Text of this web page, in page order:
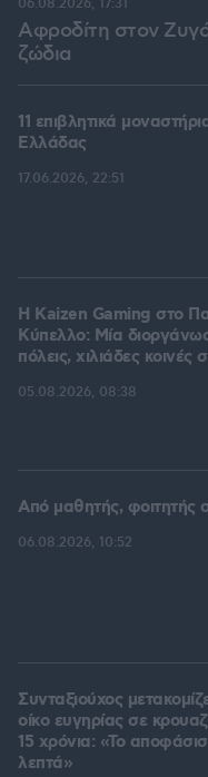
Αφροδίτη στον
ζώδια
06.08.2026, 17:31
11 επιβλητικά
Ελλάδας
17.06.2026, 22:51
H Kaizen Gaming στο
Kύπελλο: Μία
πόλεις, χιλιάδες κοινές
05.08.2026, 08:38
Από μαθητής, φοιτητής
06.08.2026, 10:52
Συνταξιούχος
οίκο ευγηρίας σε
15 χρόνια: «Το
λεπτά»